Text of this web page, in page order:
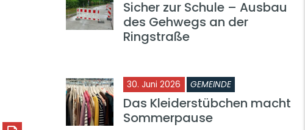
Sicher zur Schule – Ausbau
des Gehwegs an der
Ringstraße
30. Juni 2026 GEMEINDE
Das Kleiderstübchen macht
Sommerpause